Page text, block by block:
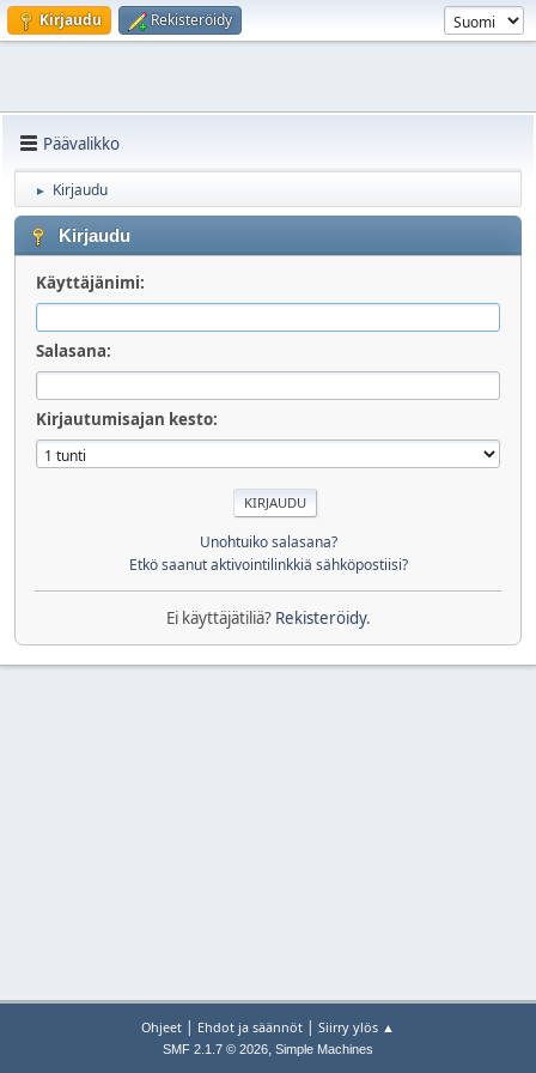
Kirjaudu Rekisteröidy
Päävalikko
► Kirjaudu
Kirjaudu
Käyttäjänimi:
Salasana:
Kirjautumisajan kesto:
Unohtuiko salasana?
Etkö saanut aktivointilinkkiä sähköpostiisi?
Ei käyttäjätiliä? Rekisteröidy.
Ohjeet | Ehdot ja säännöt | Siirry ylös ▲
SMF 2.1.7 © 2026, Simple Machines